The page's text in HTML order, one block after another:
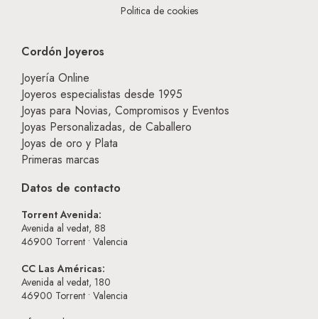
Politica de cookies
Cordón Joyeros
Joyería Online
Joyeros especialistas desde 1995
Joyas para Novias, Compromisos y Eventos
Joyas Personalizadas, de Caballero
Joyas de oro y Plata
Primeras marcas
Datos de contacto
Torrent Avenida:
Avenida al vedat, 88
46900 Torrent • Valencia
CC Las Américas:
Avenida al vedat, 180
46900 Torrent • Valencia